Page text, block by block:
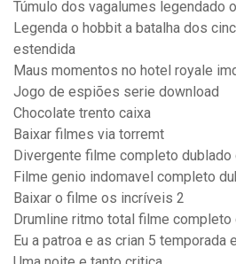
Túmulo dos vagalumes legendado
Legenda o hobbit a batalha dos
estendida
Maus momentos no hotel royale
Jogo de espiões serie download
Chocolate trento caixa
Baixar filmes via torremt
Divergente filme completo
Filme genio indomavel completo
Baixar o filme os incríveis 2
Drumline ritmo total filme completo
Eu a patroa e as crian 5 temporada